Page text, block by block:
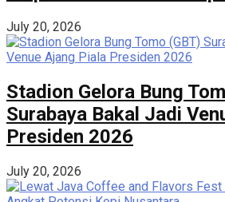
July 20, 2026
Stadion Gelora Bung
Surabaya Bakal Jadi
Presiden 2026
July 20, 2026